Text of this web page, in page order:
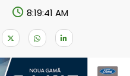
8:19:41 AM